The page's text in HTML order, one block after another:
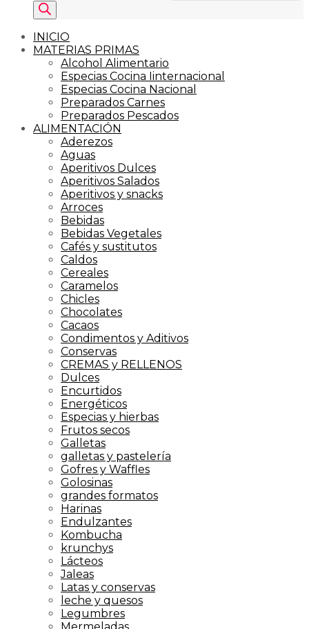
INICIO
MATERIAS PRIMAS
Alcohol Alimentario
Especias Cocina Iinternacional
Especias Cocina Nacional
Preparados Carnes
Preparados Pescados
ALIMENTACIÓN
Aderezos
Aguas
Aperitivos Dulces
Aperitivos Salados
Aperitivos y snacks
Arroces
Bebidas
Bebidas Vegetales
Cafés y sustitutos
Caldos
Cereales
Caramelos
Chicles
Chocolates
Cacaos
Condimentos y Aditivos
Conservas
CREMAS y RELLENOS
Dulces
Encurtidos
Energéticos
Especias y hierbas
Frutos secos
Galletas
galletas y pastelería
Gofres y Waffles
Golosinas
grandes formatos
Harinas
Endulzantes
Kombucha
krunchys
Lácteos
Jaleas
Latas y conservas
leche y quesos
Legumbres